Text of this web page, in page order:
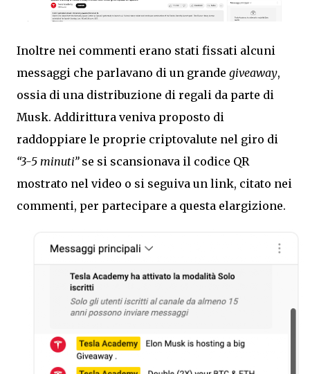
Inoltre nei commenti erano stati fissati alcuni
messaggi che parlavano di un grande giveaway,
ossia di una distribuzione di regali da parte di
Musk. Addirittura veniva proposto di
raddoppiare le proprie criptovalute nel giro di
“3-5 minuti”se si scansionava il codice QR
mostrato nel video o si seguiva un link, citato nei
commenti, per partecipare a questa elargizione.